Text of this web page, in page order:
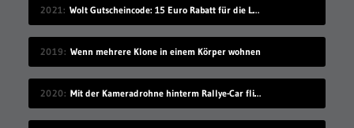
2021 Wolt Gutscheincode: 15 Euro Rabatt für die Lieferando-Alternative!
2019 Wenn mehrere Klone in einem Körper wohnen
2020 Mit der Kameradrohne hinterm Rallye-Car fliegen